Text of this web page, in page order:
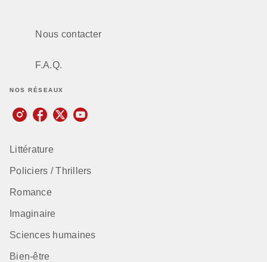
Nous contacter
F.A.Q.
NOS RÉSEAUX
Littérature
Policiers / Thrillers
Romance
Imaginaire
Sciences humaines
Bien-être